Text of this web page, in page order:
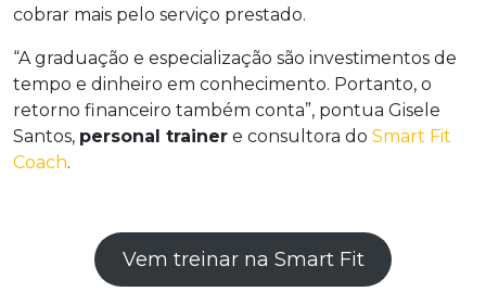
cobrar mais pelo serviço prestado.
“A graduação e especialização são investimentos de
tempo e dinheiro em conhecimento. Portanto, o
retorno financeiro também conta”, pontua Gisele
Santos, personal trainer e consultora do Smart Fit
Coach.
Vem treinar na Smart Fit